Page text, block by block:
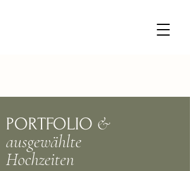
PORTFOLIO &
ausgewählte
Hochzeiten